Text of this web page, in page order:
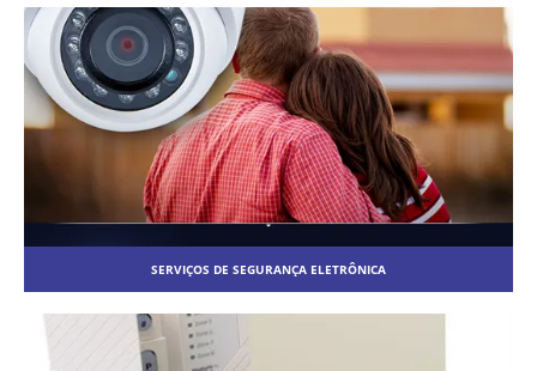
SERVIÇOS DE SEGURANÇA ELETRÔNICA